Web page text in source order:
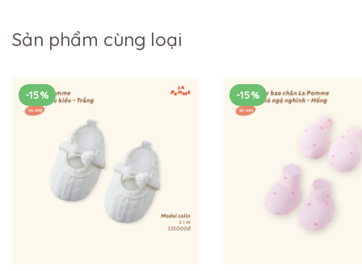
Sản phẩm cùng loại
-15% -15%